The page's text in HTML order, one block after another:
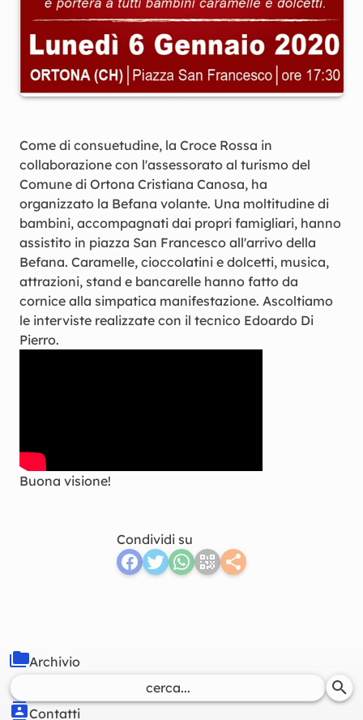
Come di consuetudine, la Croce Rossa in
collaborazione con l'assessorato al turismo del
Comune di Ortona Cristiana Canosa, ha
organizzato la Befana volante. Una moltitudine di
bambini, accompagnati dai propri famigliari, hanno
assistito in piazza San Francesco all'arrivo della
Befana. Caramelle, cioccolatini e dolcetti, musica,
attrazioni, stand e bancarelle hanno fatto da
cornice alla simpatica manifestazione. Ascoltiamo
le interviste realizzate con il tecnico Edoardo Di
Pierro.
Buona visione!
Condividi su
Contatti
Archivio